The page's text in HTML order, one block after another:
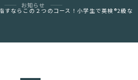
お知らせ
すならこの２つのコース！小学生で英検®︎2級な